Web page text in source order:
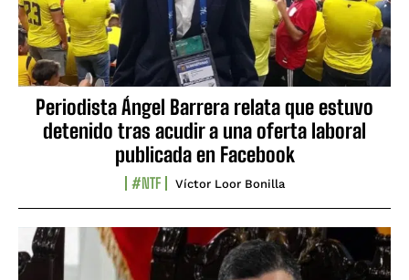
Periodista Ángel Barrera relata que estuvo
detenido tras acudir a una oferta laboral
publicada en Facebook
#NTF Víctor Loor Bonilla